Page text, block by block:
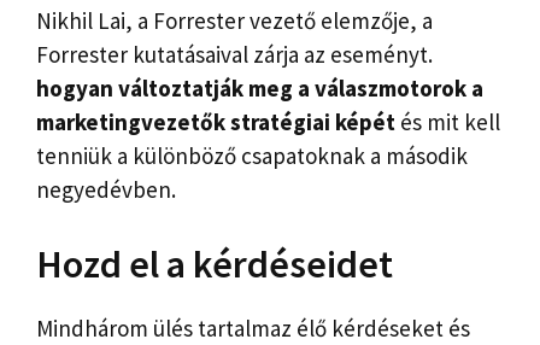
Nikhil Lai, a Forrester vezető elemzője, a
Forrester kutatásaival zárja az eseményt.
hogyan változtatják meg a válaszmotorok a
marketingvezetők stratégiai képét és mit kell
tenniük a különböző csapatoknak a második
negyedévben.
Hozd el a kérdéseidet
Mindhárom ülés tartalmaz élő kérdéseket és